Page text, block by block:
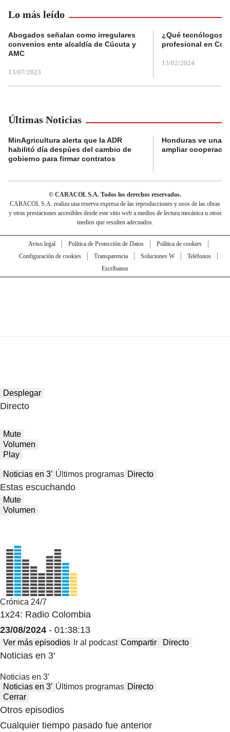
Lo más leído
Abogados señalan como irregulares
convenios ente alcaldía de Cúcuta y
AMC
13/07/2023
¿Qué tecnólogos
profesional en
13/02/2024
Últimas Noticias
MinAgricultura alerta que la ADR
habilitó día despúes del cambio de
gobierno para firmar contratos
Honduras ve una
ampliar
© CARACOL S.A. Todos los derechos reservados.
CARACOL S.A. realiza una reserva expresa de las reproducciones y usos de las obras
y otras prestaciones accesibles desde este sitio web a medios de lectura mecánica u otros
medios que resulten adecuados.
Aviso legal Política de Protección de Datos
Política de cookies
Configuración de cookies
Transparencia Soluciones W
Teléfonos
Escríbanos
Desplegar
Directo
Mute
Volumen
Play
Noticias en 3′ Últimos programas Directo
Estas escuchando
Mute
Volumen
Crónica 24/7
1x24: Radio Colombia
23/08/2024 - 01:38:13
Ver más episodios Ir al podcast Compartir Directo
Noticias en 3′
Noticias en 3′
Noticias en 3′ Últimos programas Directo
Cerrar
Otros episodios
Cualquier tiempo pasado fue anterior